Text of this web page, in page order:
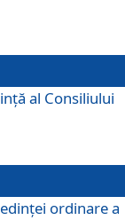
al Consiliului
ordinare a